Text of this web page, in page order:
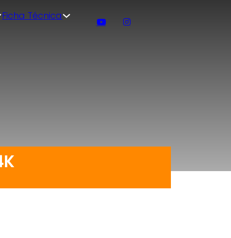
Ficha Técnica